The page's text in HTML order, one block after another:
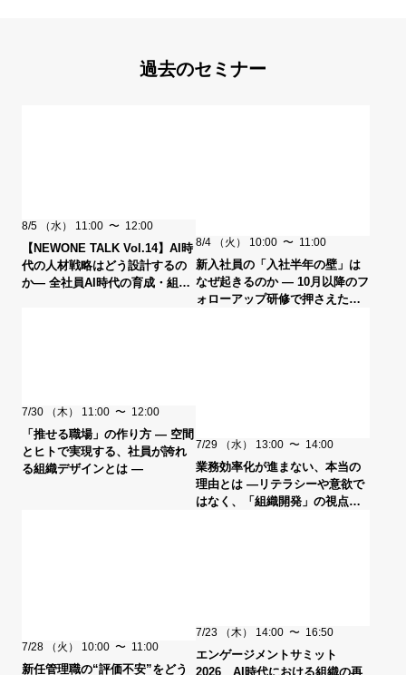
過去のセミナー
8/5 （水） 11:00 〜 12:00
【NEWONE TALK Vol.14】AI時
代の人材戦略はどう設計するの
か― 全社員AI時代の育成・組織
8/4 （火） 10:00 〜 11:00
新入社員の「入社半年の壁」は
なぜ起きるのか ― 10月以降のフ
ォローアップ研修で押さえたい
7/30 （木） 11:00 〜 12:00
「推せる職場」の作り方 ― 空間
とヒトで実現する、社員が誇れ
る組織デザインとは ―
7/29 （水） 13:00 〜 14:00
業務効率化が進まない、本当の
理由とは ―リテラシーや意欲で
はなく、「組織開発」の視点か
7/28 （火） 10:00 〜 11:00
新任管理職の“評価不安”をどう
7/23 （木） 14:00 〜 16:50
エンゲージメントサミット
2026 AI時代における組織の再